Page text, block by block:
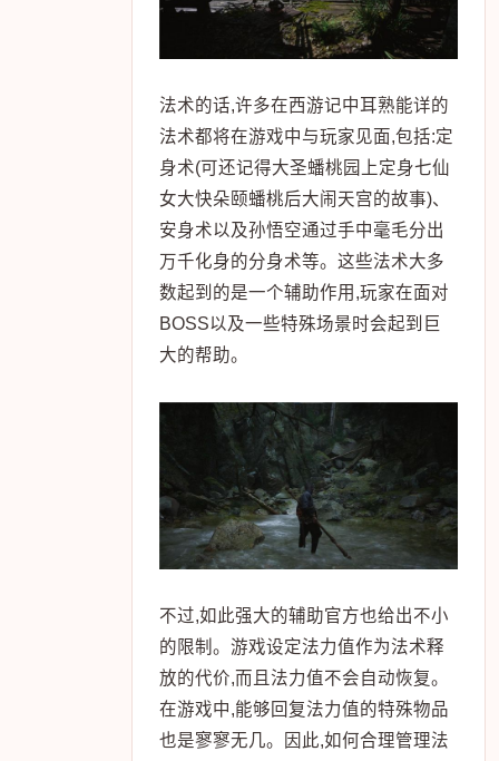
法术的话,许多在西游记中耳熟能详的
法术都将在游戏中与玩家见面,包括:定
身术(可还记得大圣蟠桃园上定身七仙
女大快朵颐蟠桃后大闹天宫的故事)、
安身术以及孙悟空通过手中毫毛分出
万千化身的分身术等。这些法术大多
数起到的是一个辅助作用,玩家在面对
BOSS以及一些特殊场景时会起到巨
大的帮助。
不过,如此强大的辅助官方也给出不小
的限制。游戏设定法力值作为法术释
放的代价,而且法力值不会自动恢复。
在游戏中,能够回复法力值的特殊物品
也是寥寥无几。因此,如何合理管理法